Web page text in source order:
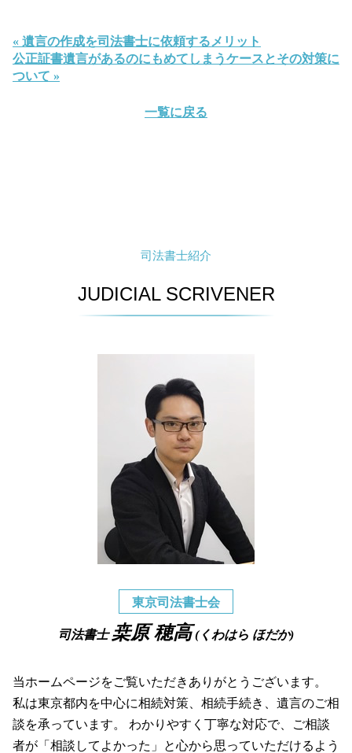
« 遺言の作成を司法書士に依頼するメリット
公正証書遺言があるのにもめてしまうケースとその対策に
ついて »
一覧に戻る
司法書士紹介
JUDICIAL SCRIVENER
東京司法書士会
司法書士 桒原 穂高 (くわはら ほだか)
当ホームページをご覧いただきありがとうございます。
私は東京都内を中心に相続対策、相続手続き、遺言のご相
談を承っています。 わかりやすく丁寧な対応で、ご相談
者が「相談してよかった」と心から思っていただけるよう